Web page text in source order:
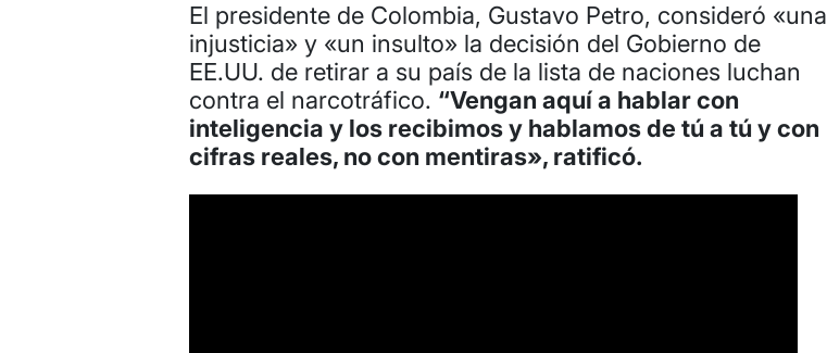
El presidente de Colombia, Gustavo Petro, consideró «una
injusticia» y «un insulto» la decisión del Gobierno de
EE.UU. de retirar a su país de la lista de naciones luchan
contra el narcotráfico. “Vengan aquí a hablar con
inteligencia y los recibimos y hablamos de tú a tú y con
cifras reales, no con mentiras», ratificó.